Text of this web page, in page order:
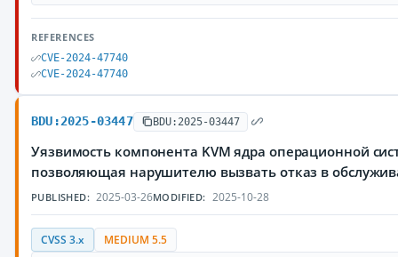
REFERENCES
CVE-2024-47740
CVE-2024-47740
BDU:2025-03447 BDU:2025-03447
Уязвимость компонента KVM ядра операционной
позволяющая нарушителю вызвать отказ в
PUBLISHED: 2025-03-26MODIFIED: 2025-10-28
CVSS 3.x MEDIUM 5.5